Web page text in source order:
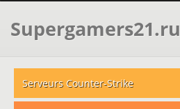
Supergamers21.ru
Serveurs Counter-Strike